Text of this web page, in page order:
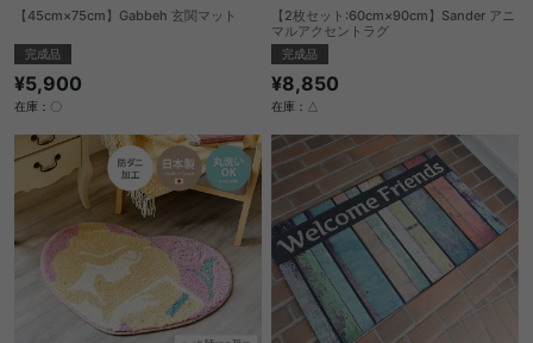
【45cm×75cm】Gabbeh 玄関マット
完成品
¥5,900
在庫：〇
【2枚セット:60cm×90cm】Sander アニ
マルアクセントラグ
完成品
¥8,850
在庫：△